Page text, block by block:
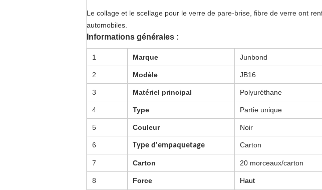
Le collage et le scellage pour le verre de pare-brise, fibre de verre ont
automobiles.
Informations générales :
1 Marque Junbond
2 Modèle JB16
3 Matériel principal Polyuréthane
4 Type Partie unique
5 Couleur Noir
6 Type d'empaquetage Carton
7 Carton 20 morceaux/carton
8 Force Haut